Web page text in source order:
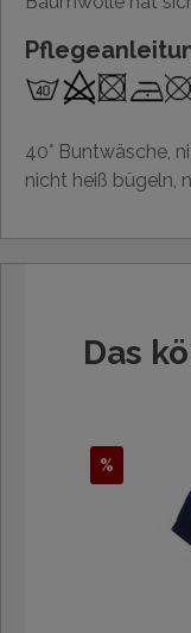
40° Buntwäsche,
nicht heiß bügeln,
Das
%